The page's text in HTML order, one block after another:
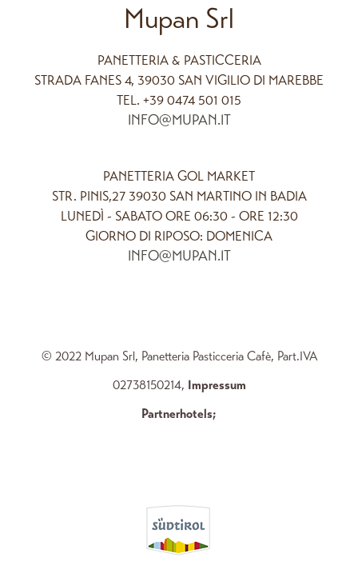
Mupan Srl
PANETTERIA & PASTICCERIA
STRADA FANES 4, 39030 SAN VIGILIO DI MAREBBE
TEL. +39 0474 501 015
INFO@MUPAN.IT
PANETTERIA GOL MARKET
STR. PINIS,27 39030 SAN MARTINO IN BADIA
LUNEDÌ - SABATO ORE 06:30 - ORE 12:30
GIORNO DI RIPOSO: DOMENICA
INFO@MUPAN.IT
© 2022 Mupan Srl, Panetteria Pasticceria Cafè, Part.IVA
02738150214, Impressum
Partnerhotels;